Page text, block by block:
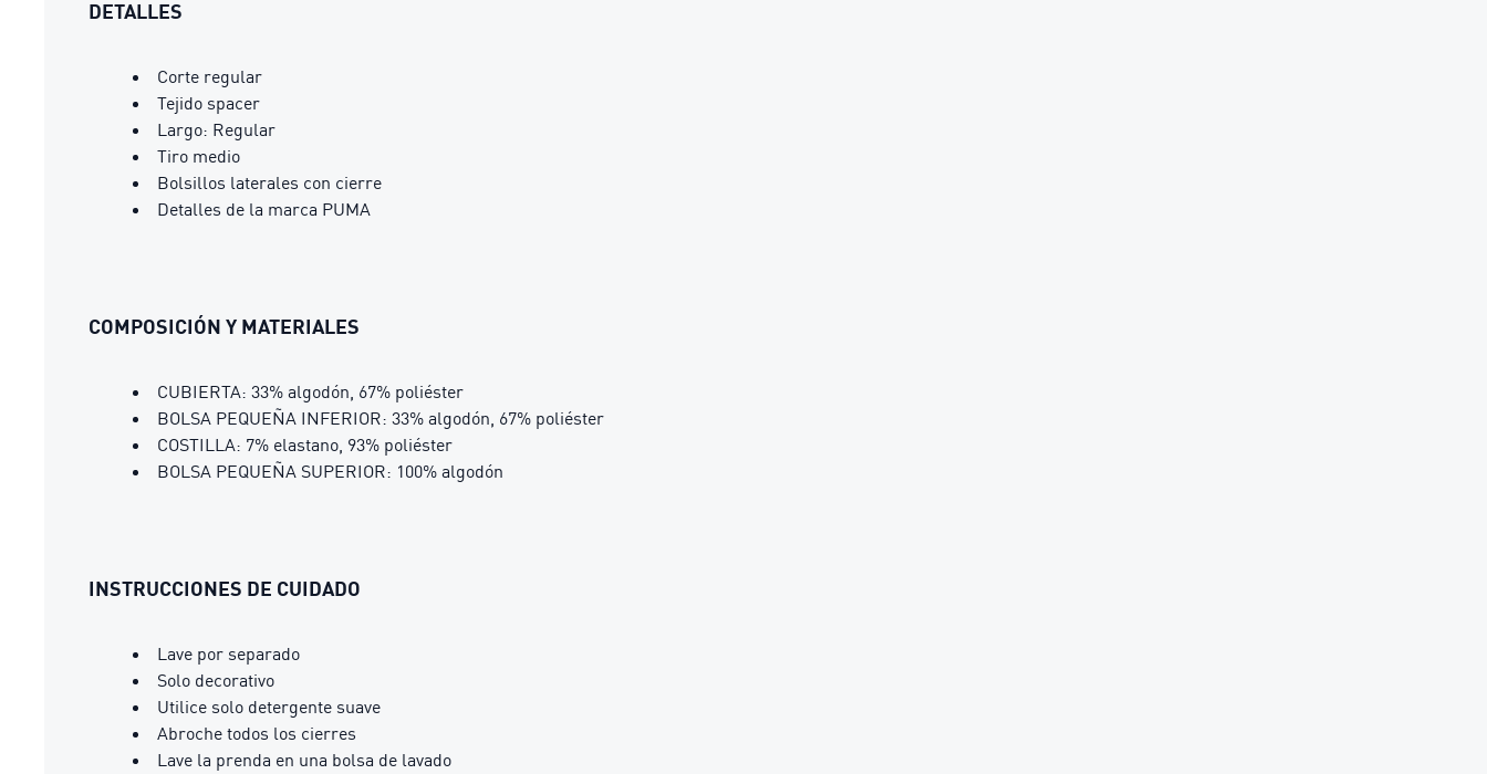
DETALLES
Corte regular
Tejido spacer
Largo: Regular
Tiro medio
Bolsillos laterales con cierre
Detalles de la marca PUMA
COMPOSICIÓN Y MATERIALES
CUBIERTA: 33% algodón, 67% poliéster
BOLSA PEQUEÑA INFERIOR: 33% algodón, 67% poliéster
COSTILLA: 7% elastano, 93% poliéster
BOLSA PEQUEÑA SUPERIOR: 100% algodón
INSTRUCCIONES DE CUIDADO
Lave por separado
Solo decorativo
Utilice solo detergente suave
Abroche todos los cierres
Lave la prenda en una bolsa de lavado